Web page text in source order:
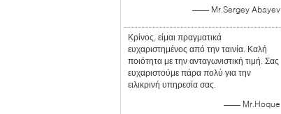
—— Mr.Sergey Abayev
Κρίνος, είμαι πραγματικά
ευχαριστημένος από την ταινία. Καλή
ποιότητα με την ανταγωνιστική τιμή. Σας
ευχαριστούμε πάρα πολύ για την
ειλικρινή υπηρεσία σας.
—— Mr.Hoque